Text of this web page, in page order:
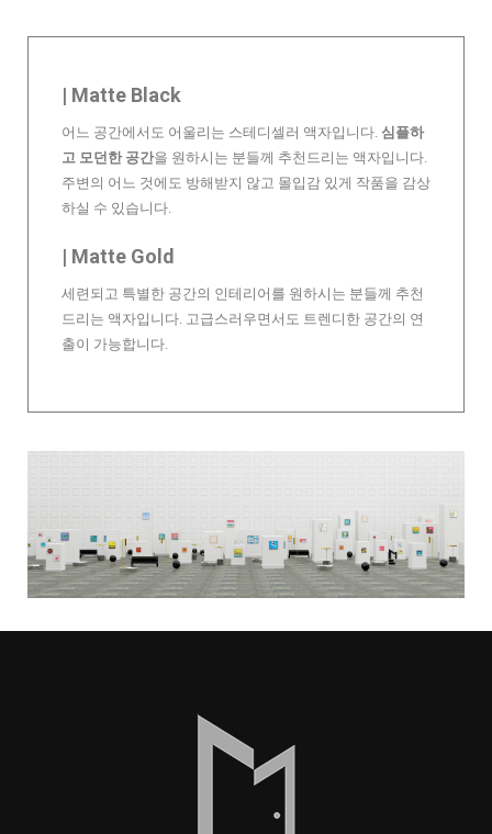
| Matte Black
어느 공간에서도 어울리는 스테디셀러 액자입니다. 심플하
고 모던한 공간을 원하시는 분들께 추천드리는 액자입니다.
주변의 어느 것에도 방해받지 않고 몰입감 있게 작품을 감상
하실 수 있습니다.
| Matte Gold
세련되고 특별한 공간의 인테리어를 원하시는 분들께 추천
드리는 액자입니다. 고급스러우면서도 트렌디한 공간의 연
출이 가능합니다.